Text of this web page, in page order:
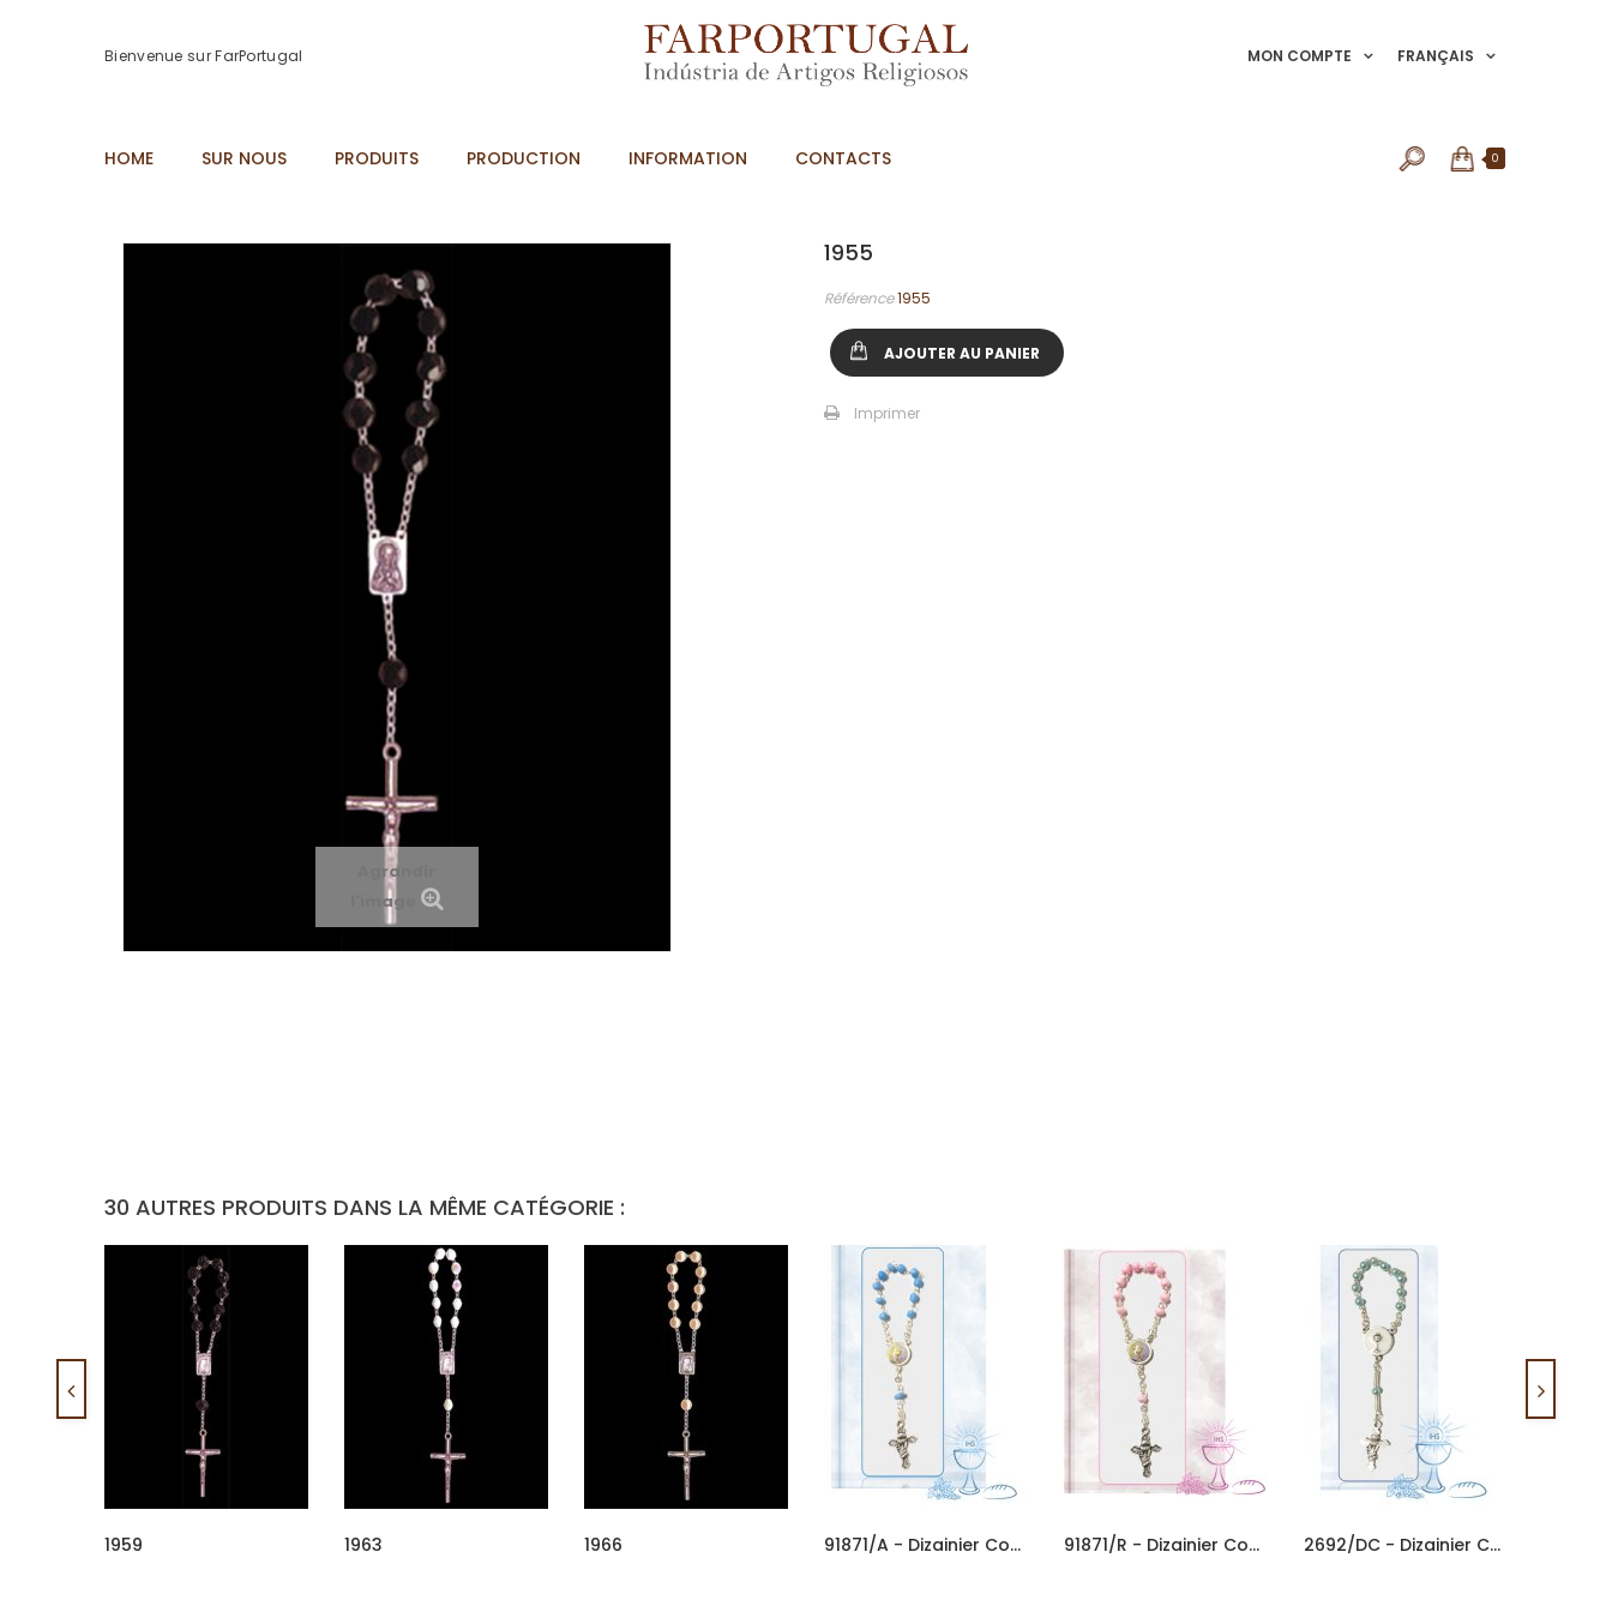
FRANÇAIS
Bienvenue sur FarPortugal MON COMPTE
HOME SUR NOUS PRODUITS PRODUCTION INFORMATION CONTACTS 0
Agrandir
l'image
1955
Référence1955
AJOUTER AU PANIER
Imprimer
30 AUTRES PRODUITS DANS LA MÊME CATÉGORIE :
1959 1963 1966 91871/A - Dizainier Communion... 91871/R - Dizainier Communion... 2692/DC - Dizainier Communion...